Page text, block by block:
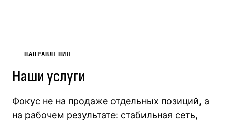
НАПРАВЛЕНИЯ
Наши услуги
Фокус не на продаже отдельных позиций, а
на рабочем результате: стабильная сеть,